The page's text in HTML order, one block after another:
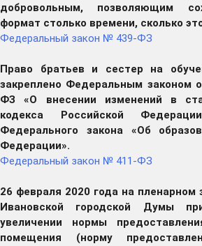
добровольным, позволяющим
формат столько времени, сколько
Федеральный закон № 439-ФЗ
Право братьев и сестер на
закреплено Федеральным законом
ФЗ «О внесении изменений в
кодекса Российской
Федерального закона «Об
Федерации».
Федеральный закон № 411-ФЗ
26 февраля 2020 года на пленарном
Ивановской городской Думы
увеличении нормы
помещения (норму